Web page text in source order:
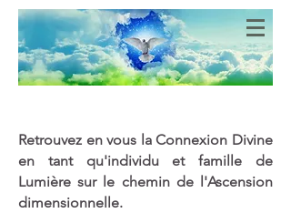
Bien-Aimés
COEURS DE LUMIERE
Retrouvez en vous la Connexion Divine
en tant qu'individu et famille de
Lumière sur le chemin de l'Ascension
dimensionnelle.